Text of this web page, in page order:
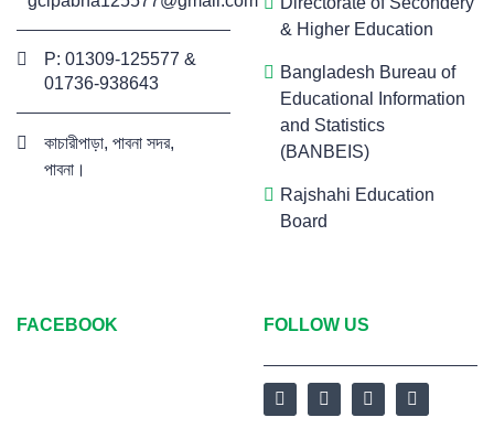
P: 01309-125577 &
01736-938643
কাচারীপাড়া, পাবনা সদর,
পাবনা।
& Higher Education
Bangladesh Bureau of
Educational Information
and Statistics
(BANBEIS)
Rajshahi Education
Board
FACEBOOK FOLLOW US